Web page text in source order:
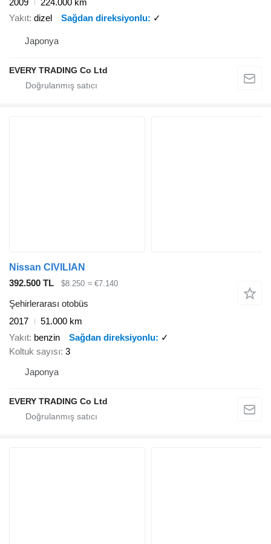
Yakıt dizel Sağdan direksiyonlu ✓
Japonya
EVERY TRADING Co Ltd
Nissan CIVILIAN
392.500 TL
$8.250 ≈ €7.140
Şehirlerarası otobüs
2017
51.000 km
Yakıt benzin Sağdan direksiyonlu
✓
Koltuk sayısı 3
Japonya
EVERY TRADING Co Ltd